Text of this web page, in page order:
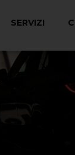
SERVIZI